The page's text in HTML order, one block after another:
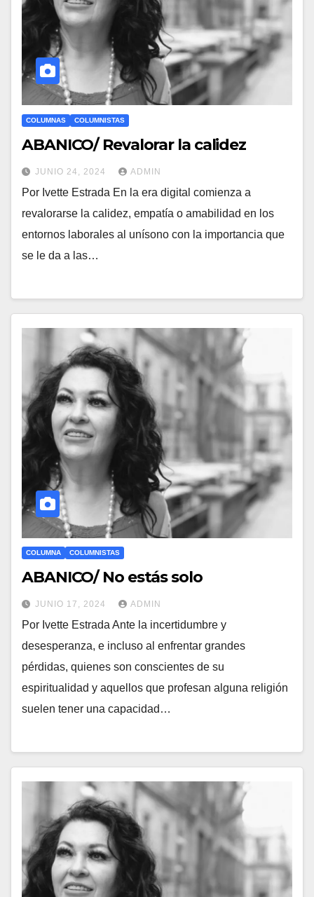
COLUMNAS COLUMNISTAS
ABANICO/ Revalorar la calidez
JUNIO 24, 2024 ADMIN
Por Ivette Estrada En la era digital comienza a
revalorarse la calidez, empatía o amabilidad en los
entornos laborales al unísono con la importancia que
se le da a las…
COLUMNA COLUMNISTAS
ABANICO/ No estás solo
JUNIO 17, 2024 ADMIN
Por Ivette Estrada Ante la incertidumbre y
desesperanza, e incluso al enfrentar grandes
pérdidas, quienes son conscientes de su
espiritualidad y aquellos que profesan alguna religión
suelen tener una capacidad…